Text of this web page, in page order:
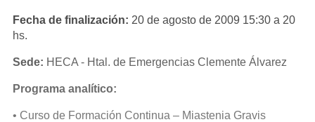
Fecha de finalización: 20 de agosto de 2009 15:30 a 20
hs.
Sede: HECA - Htal. de Emergencias Clemente Álvarez
Programa analítico:
• Curso de Formación Continua – Miastenia Gravis